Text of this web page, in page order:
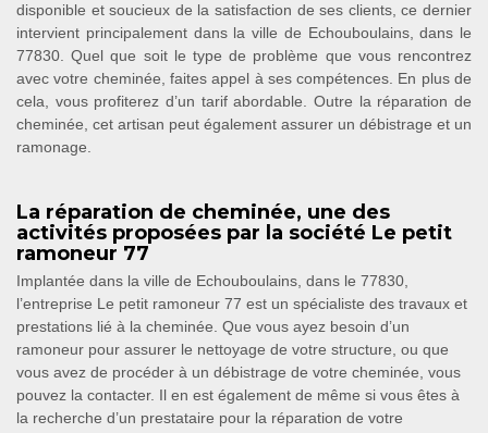
disponible et soucieux de la satisfaction de ses clients, ce dernier
intervient principalement dans la ville de Echouboulains, dans le
77830. Quel que soit le type de problème que vous rencontrez
avec votre cheminée, faites appel à ses compétences. En plus de
cela, vous profiterez d’un tarif abordable. Outre la réparation de
cheminée, cet artisan peut également assurer un débistrage et un
ramonage.
La réparation de cheminée, une des
activités proposées par la société Le petit
ramoneur 77
Implantée dans la ville de Echouboulains, dans le 77830,
l’entreprise Le petit ramoneur 77 est un spécialiste des travaux et
prestations lié à la cheminée. Que vous ayez besoin d’un
ramoneur pour assurer le nettoyage de votre structure, ou que
vous avez de procéder à un débistrage de votre cheminée, vous
pouvez la contacter. Il en est également de même si vous êtes à
la recherche d’un prestataire pour la réparation de votre